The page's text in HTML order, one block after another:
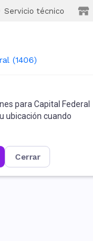
Servicio técnico
(1406)
para Capital Federal
ubicación cuando
cerrar